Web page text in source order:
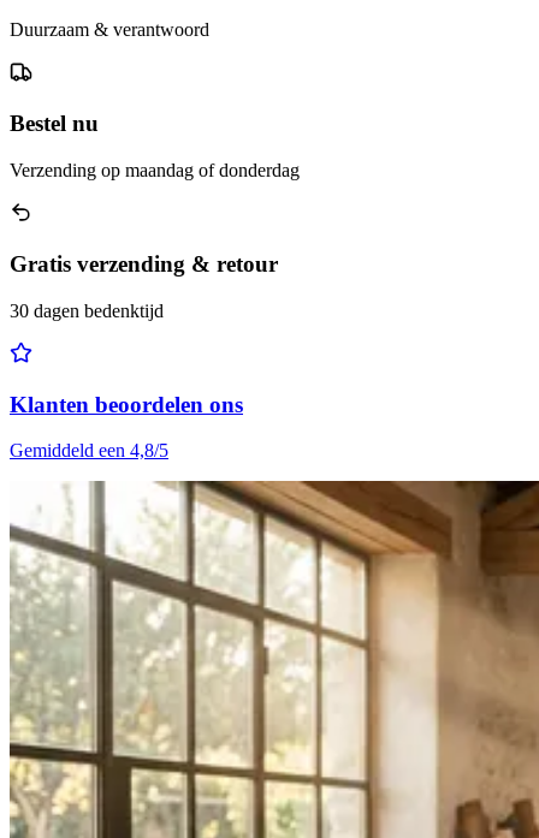
Duurzaam & verantwoord
Bestel nu
Verzending op maandag of donderdag
Gratis verzending & retour
30 dagen bedenktijd
Klanten beoordelen ons
Gemiddeld een 4,8/5